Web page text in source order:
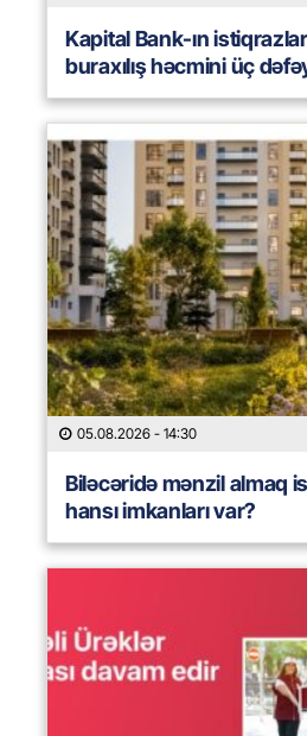
Kapital Bank-ın
buraxılış həcmini üç
05.08.2026 - 14:30
Biləcəridə mənzil almaq
hansı imkanları var?